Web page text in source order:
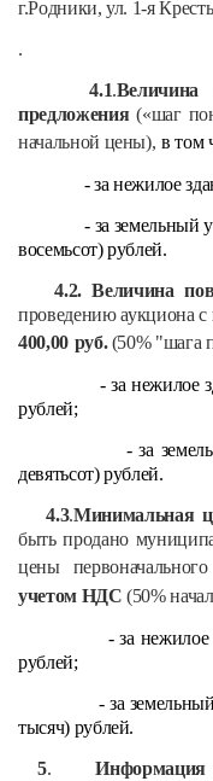
г.Родники, ул. 1-я
.
4.1.Величина
предложения(«шаг
начальной цены), в том
- за нежилое здание
- за земельный
восемьсот) рублей.
4.2. Величина
проведению аукциона
400,00 руб.(50% "шага
- за нежилое
рублей;
- за земельный
девятьсот) рублей.
4.3.Минимальная
быть продано
цены
учетом НДС (50%
- за нежилое
рублей;
- за земельный
тысяч) рублей.
5.Информация